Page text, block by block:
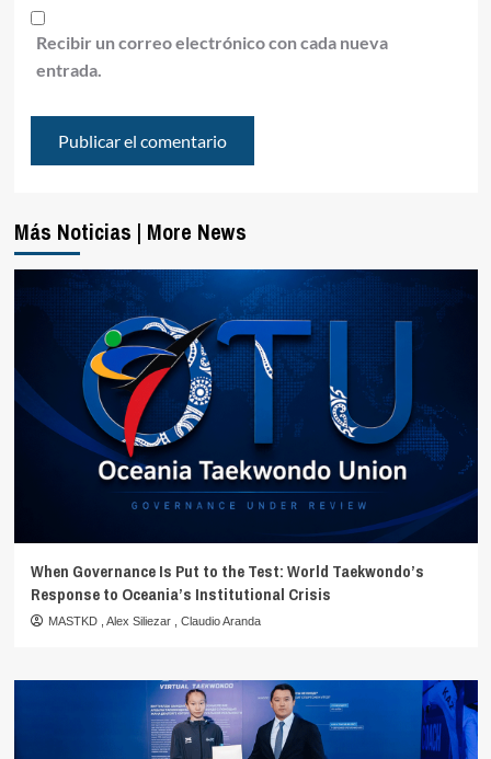
Recibir un correo electrónico con cada nueva
entrada.
Más Noticias | More News
When Governance Is Put to the Test: World Taekwondo’s
Response to Oceania’s Institutional Crisis
MASTKD Alex Siliezar Claudio Aranda